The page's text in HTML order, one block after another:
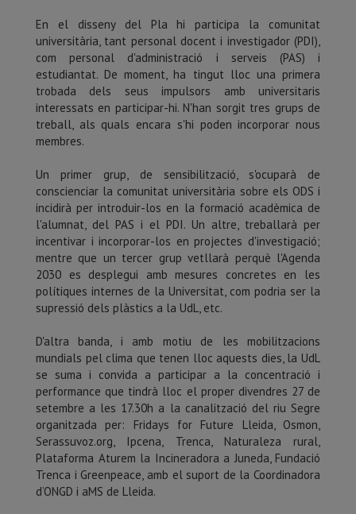
En el disseny del Pla hi participa la comunitat
universitària, tant personal docent i investigador (PDI),
com personal d'administració i serveis (PAS) i
estudiantat. De moment, ha tingut lloc una primera
trobada dels seus impulsors amb universitaris
interessats en participar-hi. N'han sorgit tres grups de
treball, als quals encara s'hi poden incorporar nous
membres.
Un primer grup, de sensibilització, s'ocuparà de
conscienciar la comunitat universitària sobre els ODS i
incidirà per introduir-los en la formació acadèmica de
l'alumnat, del PAS i el PDI. Un altre, treballarà per
incentivar i incorporar-los en projectes d'investigació;
mentre que un tercer grup vetllarà perquè l'Agenda
2030 es desplegui amb mesures concretes en les
polítiques internes de la Universitat, com podria ser la
supressió dels plàstics a la UdL, etc.
D'altra banda, i amb motiu de les mobilitzacions
mundials pel clima que tenen lloc aquests dies, la UdL
se suma i convida a participar a la concentració i
performance que tindrà lloc el proper divendres 27 de
setembre a les 17.30h a la canalització del riu Segre
organitzada per: Fridays for Future Lleida, Osmon,
Serassuvoz.org, Ipcena, Trenca, Naturaleza rural,
Plataforma Aturem la Incineradora a Juneda, Fundació
Trenca i Greenpeace, amb el suport de la Coordinadora
d’ONGD i aMS de Lleida.